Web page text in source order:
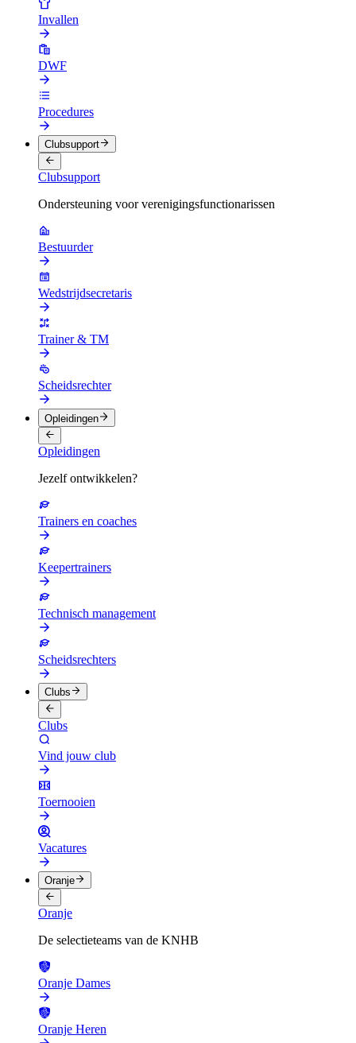
Invallen
DWF
Procedures
Clubsupport
Clubsupport
Ondersteuning voor verenigingsfunctionarissen
Bestuurder
Wedstrijdsecretaris
Trainer & TM
Scheidsrechter
Opleidingen
Opleidingen
Jezelf ontwikkelen?
Trainers en coaches
Keepertrainers
Technisch management
Scheidsrechters
Clubs
Clubs
Vind jouw club
Toernooien
Vacatures
Oranje
Oranje
De selectieteams van de KNHB
Oranje Dames
Oranje Heren